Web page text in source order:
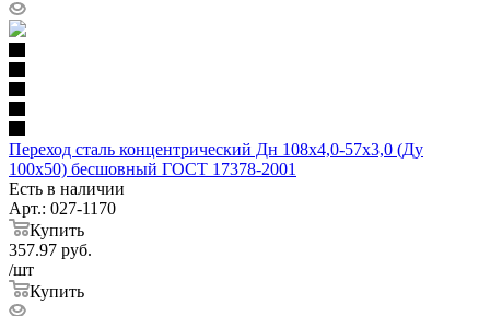
Переход сталь концентрический Дн 108х4,0-57х3,0 (Ду
100х50) бесшовный ГОСТ 17378-2001
Есть в наличии
Арт.: 027-1170
Купить
357.97 руб.
/шт
Купить